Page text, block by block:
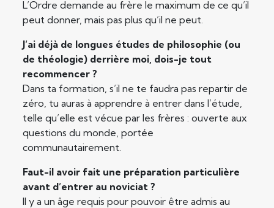
L’Ordre demande au frère le maximum de ce qu’il
peut donner, mais pas plus qu’il ne peut.
J’ai déjà de longues études de philosophie (ou
de théologie) derrière moi, dois-je tout
recommencer ?
Dans ta formation, s’il ne te faudra pas repartir de
zéro, tu auras à apprendre à entrer dans l’étude,
telle qu’elle est vécue par les frères : ouverte aux
questions du monde, portée
communautairement.
Faut-il avoir fait une préparation particulière
avant d’entrer au noviciat ?
Il y a un âge requis pour pouvoir être admis au